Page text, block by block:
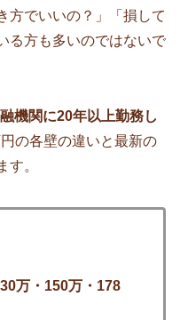
方でいいの？」「損して
る方も多いのではないで
機関に20年以上勤務し
の各壁の違いと最新の
す。
万・150万・178